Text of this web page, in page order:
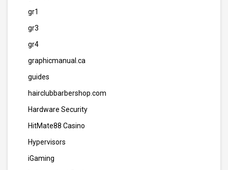
gr1
gr3
gr4
graphicmanual.ca
guides
hairclubbarbershop.com
Hardware Security
HitMate88 Casino
Hypervisors
iGaming